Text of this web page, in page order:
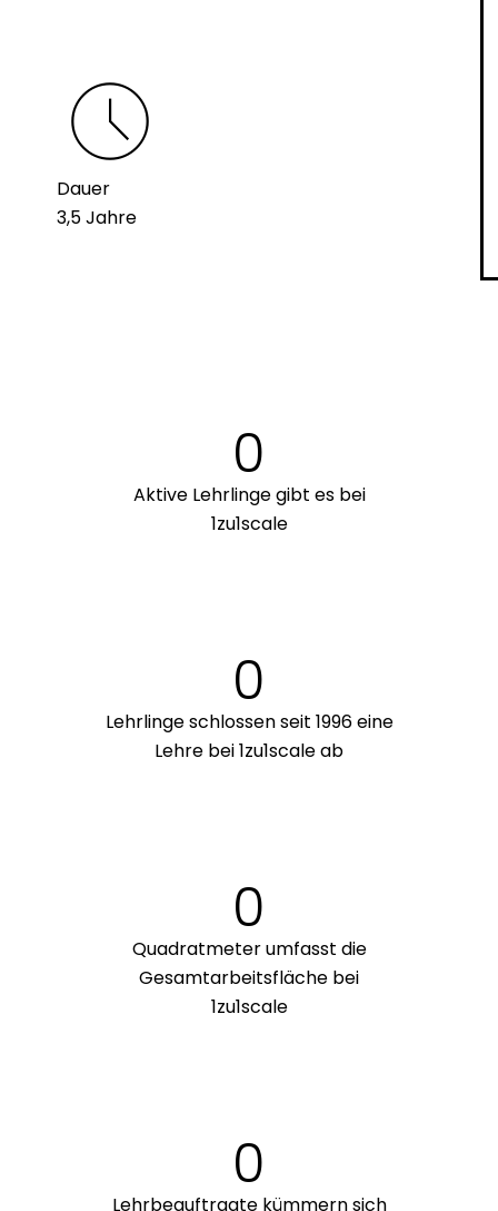
schedule
Dauer
3,5 Jahre
0
Aktive Lehrlinge gibt es bei
1zu1scale
0
Lehrlinge schlossen seit 1996 eine
Lehre bei 1zu1scale ab
0
Quadratmeter umfasst die
Gesamtarbeitsfläche bei
1zu1scale
0
Lehrbeauftragte kümmern sich